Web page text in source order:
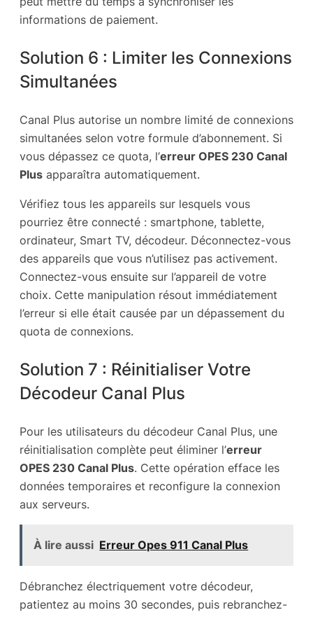
informations de paiement.
Solution 6 : Limiter les Connexions
Simultanées
Canal Plus autorise un nombre limité de connexions
simultanées selon votre formule d’abonnement. Si
vous dépassez ce quota, l’erreur OPES 230 Canal
Plus apparaîtra automatiquement.
Vérifiez tous les appareils sur lesquels vous
pourriez être connecté : smartphone, tablette,
ordinateur, Smart TV, décodeur. Déconnectez-vous
des appareils que vous n’utilisez pas activement.
Connectez-vous ensuite sur l’appareil de votre
choix. Cette manipulation résout immédiatement
l’erreur si elle était causée par un dépassement du
quota de connexions.
Solution 7 : Réinitialiser Votre
Décodeur Canal Plus
Pour les utilisateurs du décodeur Canal Plus, une
réinitialisation complète peut éliminer l’erreur
OPES 230 Canal Plus. Cette opération efface les
données temporaires et reconfigure la connexion
aux serveurs.
À lire aussi Erreur Opes 911 Canal Plus
Débranchez électriquement votre décodeur,
patientez au moins 30 secondes, puis rebranchez-